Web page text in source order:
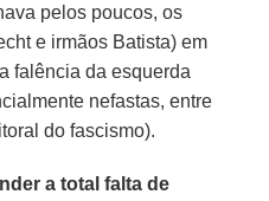
pelos poucos, os
e irmãos Batista) em
falência da esquerda
nefastas, entre
do fascismo).
a total falta de